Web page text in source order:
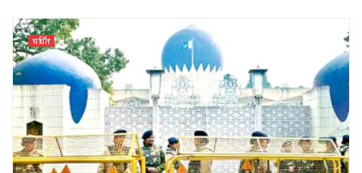
चर्चित